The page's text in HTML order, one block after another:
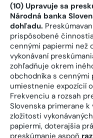
(10) Upravuje sa
Národná banka
dohľadu.
prispôsobené
cennými papiermi než
vykonávaní
zohľadňuje okrem
obchodníka s cennými
umiestnenie expozícií
Frekvenciu a rozsah
Slovenska primerane
zložitosti
papiermi, doterajšia
preskúmanie aspoň